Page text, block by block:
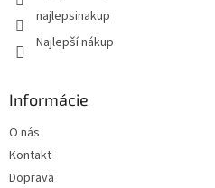
najlepsinakup
Najlepší nákup
Informácie
O nás
Kontakt
Doprava